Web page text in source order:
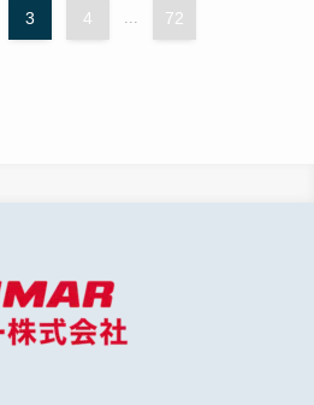
3 4 ... 72